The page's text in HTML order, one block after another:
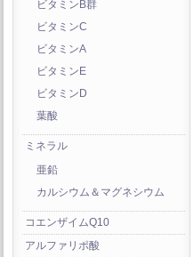
ビタミンB群
ビタミンC
ビタミンA
ビタミンE
ビタミンD
葉酸
ミネラル
亜鉛
カルシウム＆マグネシウム
コエンザイムQ10
アルファリポ酸